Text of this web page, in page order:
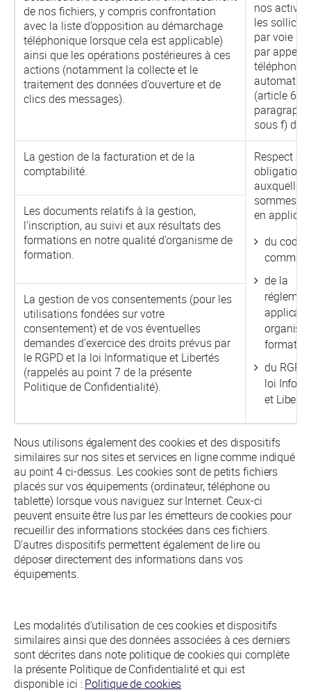
de nos fichiers, y compris confrontation
avec la liste d’opposition au démarchage
téléphonique lorsque cela est applicable)
ainsi que les opérations postérieures à ces
actions (notamment la collecte et le
traitement des données d’ouverture et de
clics des messages).
nos
les
par voie
par appels
(article 6,
sous f) du
La gestion de la facturation et de la
comptabilité.
Respect
auxquelles
sommes
en
du code
de la
du
loi
et
Les documents relatifs à la gestion,
l’inscription, au suivi et aux résultats des
formations en notre qualité d’organisme de
formation.
La gestion de vos consentements (pour les
utilisations fondées sur votre
consentement) et de vos éventuelles
demandes d’exercice des droits prévus par
le RGPD et la loi Informatique et Libertés
(rappelés au point 7 de la présente
Politique de Confidentialité).
Nous utilisons également des cookies et des dispositifs
similaires sur nos sites et services en ligne comme indiqué
au point 4 ci-dessus. Les cookies sont de petits fichiers
placés sur vos équipements (ordinateur, téléphone ou
tablette) lorsque vous naviguez sur Internet. Ceux-ci
peuvent ensuite être lus par les émetteurs de cookies pour
recueillir des informations stockées dans ces fichiers.
D’autres dispositifs permettent également de lire ou
déposer directement des informations dans vos
équipements.
Les modalités d’utilisation de ces cookies et dispositifs
similaires ainsi que des données associées à ces derniers
sont décrites dans note politique de cookies qui complète
la présente Politique de Confidentialité et qui est
disponible ici :Politique de cookies